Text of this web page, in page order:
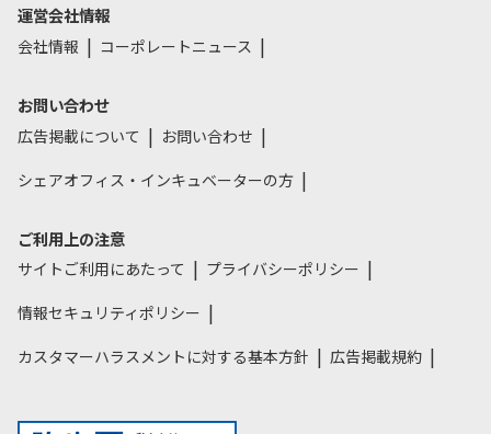
運営会社情報
会社情報 コーポレートニュース
お問い合わせ
広告掲載について
お問い合わせ
シェアオフィス・インキュベーターの方
ご利用上の注意
サイトご利用にあたって
プライバシーポリシー
情報セキュリティポリシー
カスタマーハラスメントに対する基本方針
広告掲載規約